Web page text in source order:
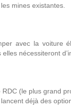
mines existantes.
avec la
nécessiteront
(le plus grand
déjà des